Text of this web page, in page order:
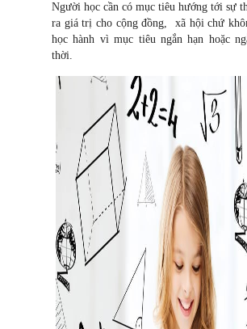
Người học cần có mục tiêu hướng tới sự
ra giá trị cho cộng đồng, xã hội chứ
học hành vì mục tiêu ngắn hạn hoặc
thời.